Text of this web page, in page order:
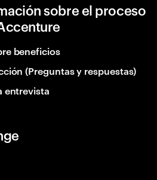
sobre el proceso
beneficios
(Preguntas y respuestas)
entrevista